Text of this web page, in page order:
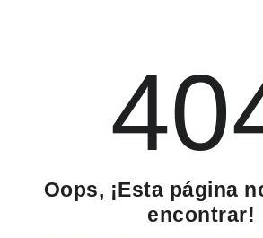
Oops, ¡Esta página
encontrar!